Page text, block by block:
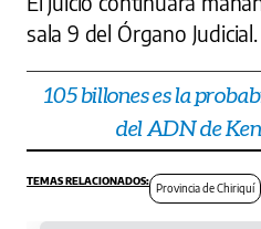
sala 9 del Órgano Judicial.
105 billones es la
del ADN de
Provincia de Chiriquí